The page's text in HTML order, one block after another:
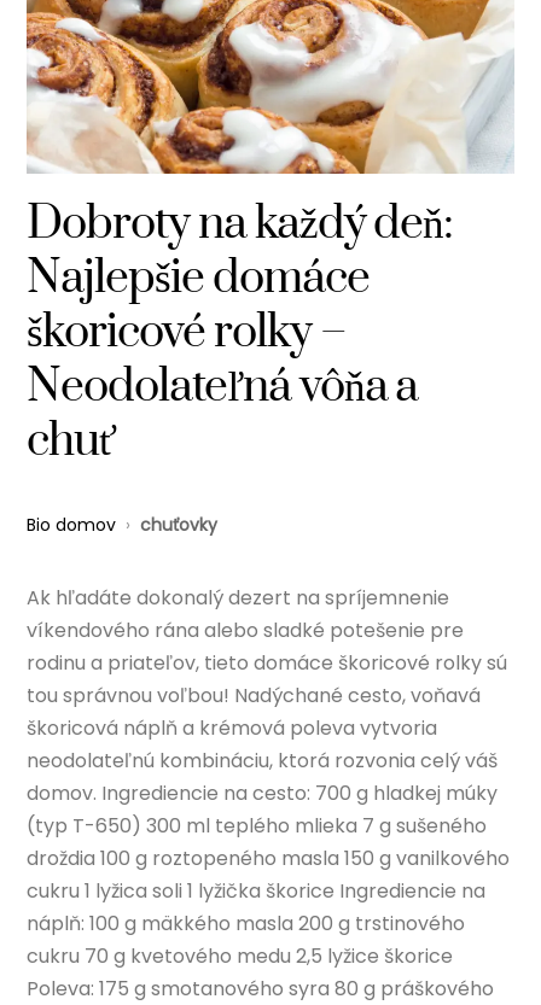
Dobroty na každý deň:
Najlepšie domáce
škoricové rolky –
Neodolateľná vôňa a
chuť
Bio domov › chuťovky
Ak hľadáte dokonalý dezert na spríjemnenie
víkendového rána alebo sladké potešenie pre
rodinu a priateľov, tieto domáce škoricové rolky sú
tou správnou voľbou! Nadýchané cesto, voňavá
škoricová náplň a krémová poleva vytvoria
neodolateľnú kombináciu, ktorá rozvonia celý váš
domov. Ingrediencie na cesto: 700 g hladkej múky
(typ T-650) 300 ml teplého mlieka 7 g sušeného
droždia 100 g roztopeného masla 150 g vanilkového
cukru 1 lyžica soli 1 lyžička škorice Ingrediencie na
náplň: 100 g mäkkého masla 200 g trstinového
cukru 70 g kvetového medu 2,5 lyžice škorice
Poleva: 175 g smotanového syra 80 g práškového